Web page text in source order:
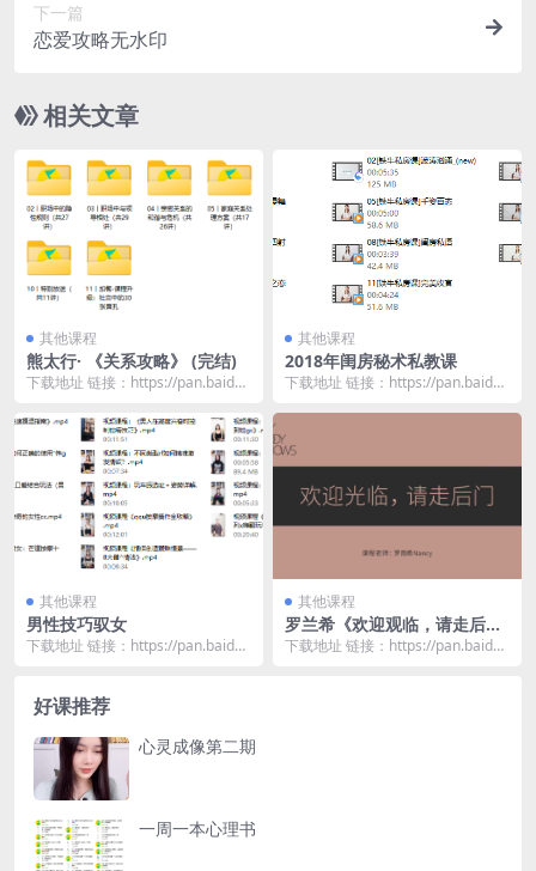
下一篇
恋爱攻略无水印
相关文章
其他课程
熊太行· 《关系攻略》 (完结)
下载地址 链接：https://pan.baidu.
其他课程
2018年闺房秘术私教课
下载地址 链接：https://pan.baidu.
其他课程
男性技巧驭女
下载地址 链接：https://pan.baidu.
其他课程
罗兰希《欢迎观临，请走后
门》
下载地址 链接：https://pan.baidu.
好课推荐
心灵成像第二期
一周一本心理书